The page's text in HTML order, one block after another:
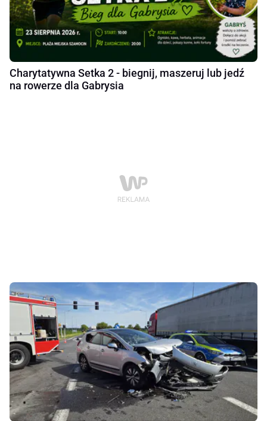
Charytatywna Setka 2 - biegnij, maszeruj lub jedź
na rowerze dla Gabrysia